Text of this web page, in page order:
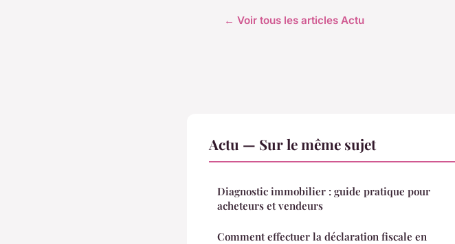
← Voir tous les articles Actu
Actu — Sur le même sujet
Diagnostic immobilier : guide pratique pour
acheteurs et vendeurs
Comment effectuer la déclaration fiscale en